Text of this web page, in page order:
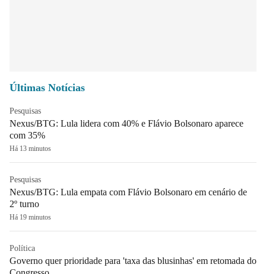
Últimas Notícias
Pesquisas
Nexus/BTG: Lula lidera com 40% e Flávio Bolsonaro aparece
com 35%
Há 13 minutos
Pesquisas
Nexus/BTG: Lula empata com Flávio Bolsonaro em cenário de
2º turno
Há 19 minutos
Política
Governo quer prioridade para 'taxa das blusinhas' em retomada do